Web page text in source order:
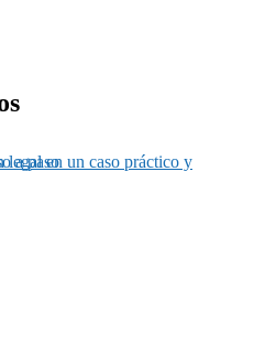
jurídico paso a paso